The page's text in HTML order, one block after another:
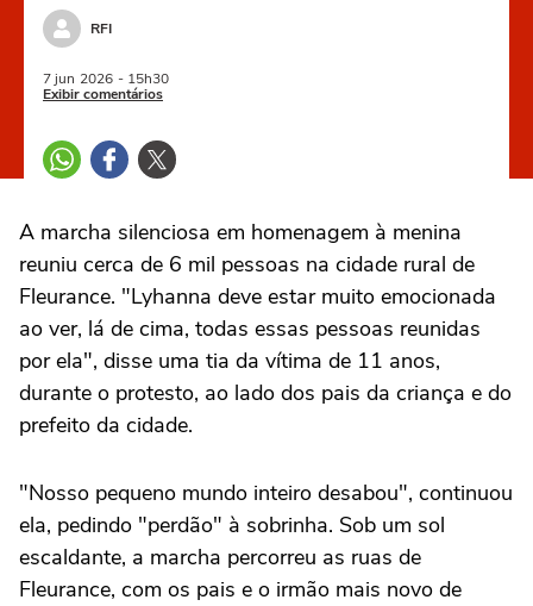
RFI
7 jun 2026 - 15h30
Exibir comentários
A marcha silenciosa em homenagem à menina
reuniu cerca de 6 mil pessoas na cidade rural de
Fleurance. "Lyhanna deve estar muito emocionada
ao ver, lá de cima, todas essas pessoas reunidas
por ela", disse uma tia da vítima de 11 anos,
durante o protesto, ao lado dos pais da criança e do
prefeito da cidade.
"Nosso pequeno mundo inteiro desabou", continuou
ela, pedindo "perdão" à sobrinha. Sob um sol
escaldante, a marcha percorreu as ruas de
Fleurance, com os pais e o irmão mais novo de